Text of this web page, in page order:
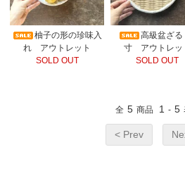
柚子の形の珍味入
れ アウトレット
SOLD OUT
高級盆ざ
寸 アウトレッ
SOLD OUT
全 5 商品 1 - 5
< Prev